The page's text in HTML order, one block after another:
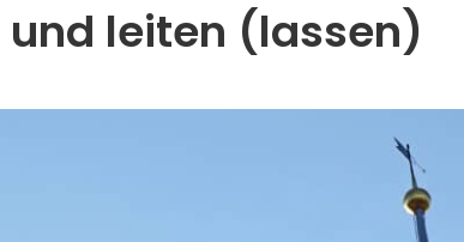
und leiten (lassen)